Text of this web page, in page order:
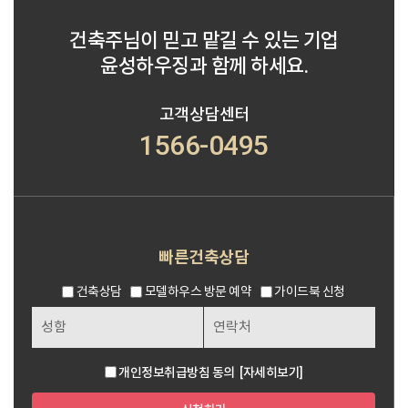
건축주님이 믿고 맡길 수 있는 기업
윤성하우징과 함께 하세요.
고객상담센터
1566-0495
빠른건축상담
건축상담 모델하우스 방문 예약 가이드북 신청
개인정보취급방침 동의 [자세히보기]